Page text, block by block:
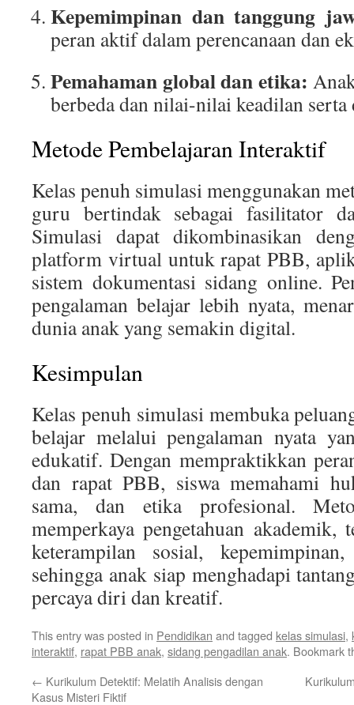
Kepemimpinan dan tanggung
peran aktif dalam perencanaan dan
Pemahaman global dan etika:
berbeda dan nilai-nilai keadilan
Metode Pembelajaran Interaktif
Kelas penuh simulasi menggunakan
guru bertindak sebagai fasilitator
Simulasi dapat dikombinasikan
platform virtual untuk rapat PBB,
sistem dokumentasi sidang online.
pengalaman belajar lebih nyata,
dunia anak yang semakin digital.
Kesimpulan
Kelas penuh simulasi membuka
belajar melalui pengalaman nyata
edukatif. Dengan mempraktikkan
dan rapat PBB, siswa memahami
sama, dan etika profesional.
memperkaya pengetahuan akademik,
keterampilan sosial,
sehingga anak siap menghadapi
percaya diri dan kreatif.
This entry was posted in Pendidikan and tagged kelas simulasi,
interaktif, rapat PBB anak, sidang pengadilan anak. Bookmark
← Kurikulum Detektif: Melatih Analisis dengan
Kasus Misteri Fiktif